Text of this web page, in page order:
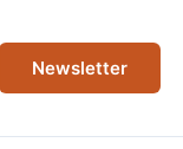
Newsletter